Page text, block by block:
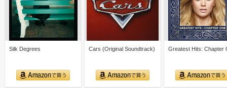
Silk Degrees Cars (Original Soundtrack) Greatest Hits: Chapter